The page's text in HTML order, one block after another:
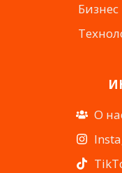
Бизнес
О